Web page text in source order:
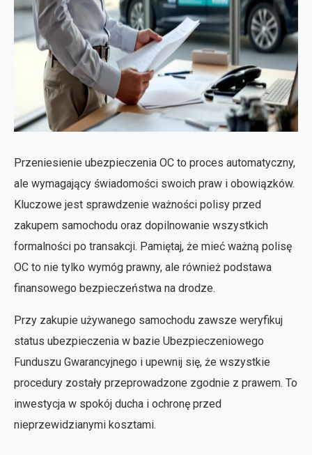
Przeniesienie ubezpieczenia OC to proces automatyczny,
ale wymagający świadomości swoich praw i obowiązków.
Kluczowe jest sprawdzenie ważności polisy przed
zakupem samochodu oraz dopilnowanie wszystkich
formalności po transakcji. Pamiętaj, że mieć ważną polisę
OC to nie tylko wymóg prawny, ale również podstawa
finansowego bezpieczeństwa na drodze.
Przy zakupie używanego samochodu zawsze weryfikuj
status ubezpieczenia w bazie Ubezpieczeniowego
Funduszu Gwarancyjnego i upewnij się, że wszystkie
procedury zostały przeprowadzone zgodnie z prawem. To
inwestycja w spokój ducha i ochronę przed
nieprzewidzianymi kosztami.